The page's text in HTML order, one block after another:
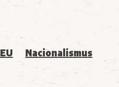
EU Nacionalismus